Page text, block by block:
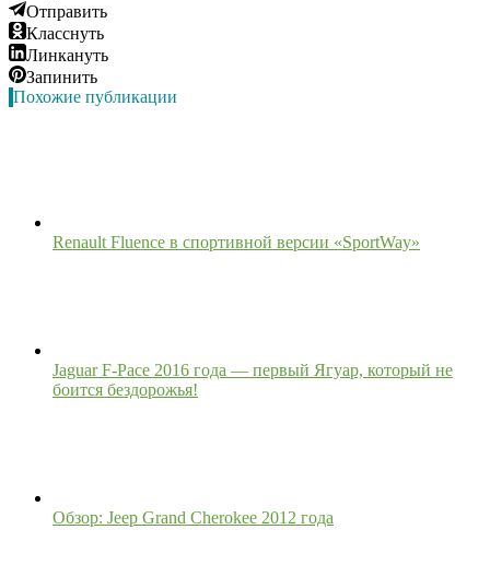
Отправить
Класснуть
Линкануть
Запинить
Похожие публикации
Renault Fluence в спортивной версии «SportWay»
Jaguar F-Pace 2016 года — первый Ягуар, который не
боится бездорожья!
Обзор: Jeep Grand Cherokee 2012 года